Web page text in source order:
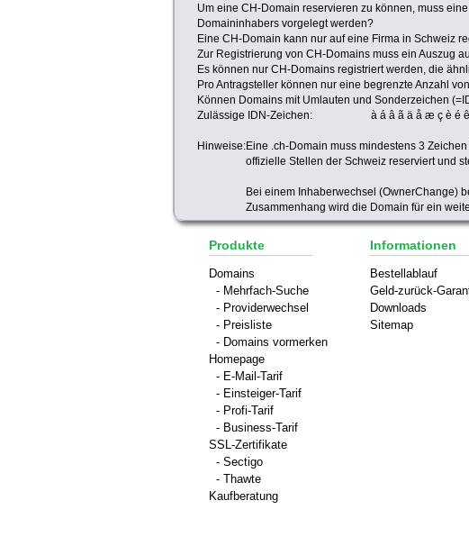
Um eine CH-Domain reservieren zu können, muss
Domaininhabers vorgelegt werden?
Eine CH-Domain kann nur auf eine Firma in Schweiz
Zur Registrierung von CH-Domains muss ein Auszug
Es können nur CH-Domains registriert werden, die
Pro Antragsteller können nur eine begrenzte Anzahl
Können Domains mit Umlauten und Sonderzeichen
Zulässige IDN-Zeichen:
à á â ã ä å æ ç è é
Hinweise:Eine .ch-Domain muss mindestens 3
offizielle Stellen der Schweiz reserviert und
Bei einem Inhaberwechsel (OwnerChange)
Zusammenhang wird die Domain für ein
Produkte
Domains
- Mehrfach-Suche
- Providerwechsel
- Preisliste
- Domains vormerken
Homepage
- E-Mail-Tarif
- Einsteiger-Tarif
- Profi-Tarif
- Business-Tarif
SSL-Zertifikate
- Sectigo
- Thawte
Kaufberatung
Informationen
Bestellablauf
Geld-zurück-
Downloads
Sitemap